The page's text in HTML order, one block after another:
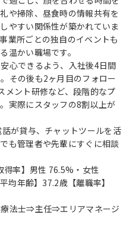
や掃除、昼食時の情報共有を
やすい関係性が築かれていま
業所ごとの独自のイベントも
温かい職場です。
心できるよう、入社後4日間
その後も2ヶ月目のフォロー
メント研修など、段階的なプ
実際にスタッフの8割以上が
が貸与、チャットツールを活
も管理者や先輩にすぐに相談
得率】男性 76.5%・女性
均年齢】37.2歳【離職率】
法士⇒主任⇒エリアマネージ